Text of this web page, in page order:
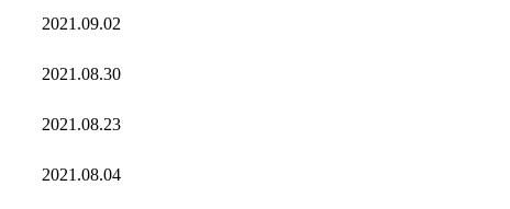
2021.09.02
2021.08.30
2021.08.23
2021.08.04